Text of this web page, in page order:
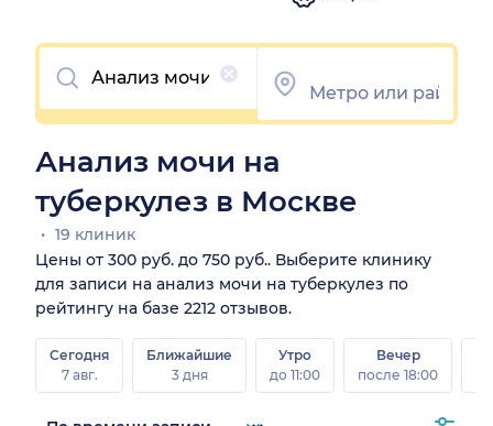
Очистить
Анализ мочи на
туберкулез в Москве
19 клиник
Цены от 300 руб. до 750 руб.. Выберите клинику
для записи на анализ мочи на туберкулез по
рейтингу на базе 2212 отзывов.
Сегодня
7 авг.
Ближайшие
3 дня
Утро
до 11:00
Вечер
после 18:00